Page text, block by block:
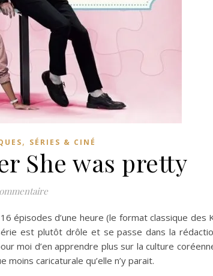
, SÉRIES & CINÉ
She was pretty
épisodes d’une heure (le format classique des
est plutôt drôle et se passe dans la
moi d’en apprendre plus sur la culture
caricaturale qu’elle n’y parait.